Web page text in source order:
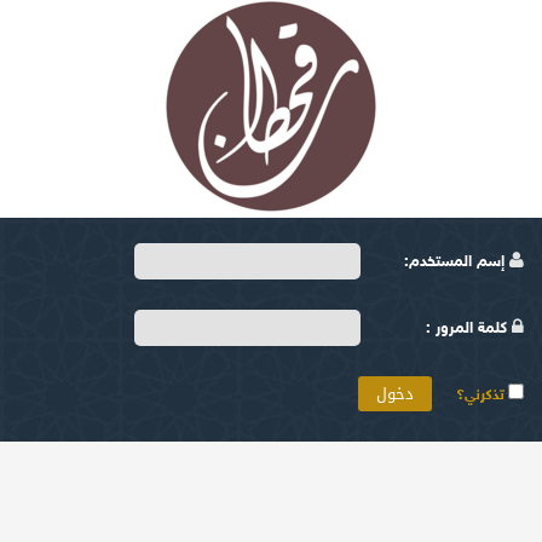
إسم المستخدم:
كلمة المرور :
تذكرني؟